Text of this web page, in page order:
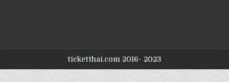
ticketthai.com 2016- 2023